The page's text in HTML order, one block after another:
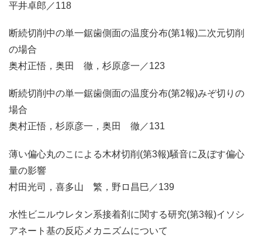
平井卓郎／118
断続切削中の単一鋸歯側面の温度分布(第1報)二次元切削
の場合
奥村正悟，奥田 徹，杉原彦一／123
断続切削中の単一鋸歯側面の温度分布(第2報)みぞ切りの
場合
奥村正悟，杉原彦一，奥田 徹／131
薄い偏心丸のこによる木材切削(第3報)騒音に及ぼす偏心
量の影響
村田光司，喜多山 繁，野ロ昌巳／139
水性ビニルウレタン系接着剤に関する研究(第3報)イソシ
アネート基の反応メカニズムについて